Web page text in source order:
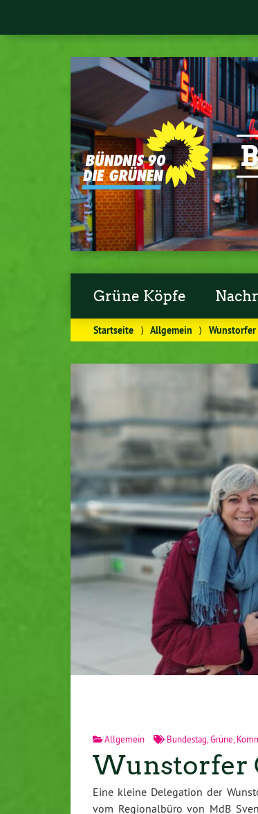
Grüne Köpfe
Startseite ⟩ Allgemein ⟩
Allgemein Bundestag Grüne
Wunstorfer
Eine kleine Delegation der
vom Regionalbüro von MdB